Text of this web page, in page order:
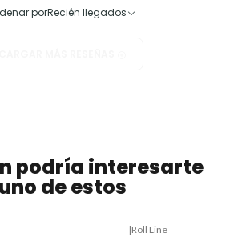
porRecién llegados
podría interesarte
uno de estos
|Roll Line